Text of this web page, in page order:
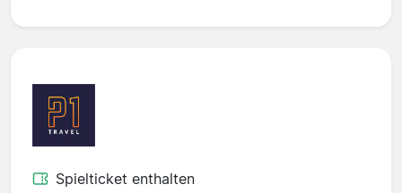
Spielticket enthalten